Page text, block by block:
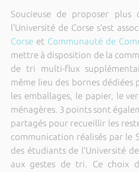
Soucieuse de proposer plus
l’Université de Corse s’est
Corseet Communauté de
mettre à disposition de la
de tri multi-flux
même lieu des bornes
les emballages, le papier, le
ménagères. 3 points sont
partagés pour recueillir les
communication réalisés par le
des étudiants de l’Université
aux gestes de tri. Ce choix